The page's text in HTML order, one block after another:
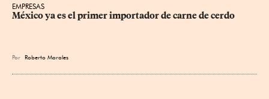
EMPRESAS
México ya es el primer importador de carne de cerdo
Por Roberto Morales